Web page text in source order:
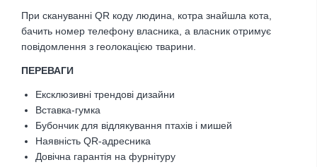
При скануванні QR коду людина, котра знайшла кота,
бачить номер телефону власника, а власник отримує
повідомлення з геолокацією тварини.
ПЕРЕВАГИ
Ексклюзивні трендові дизайни
Вставка-гумка
Бубончик для відлякування птахів і мишей
Наявність QR-адресника
Довічна гарантія на фурнітуру